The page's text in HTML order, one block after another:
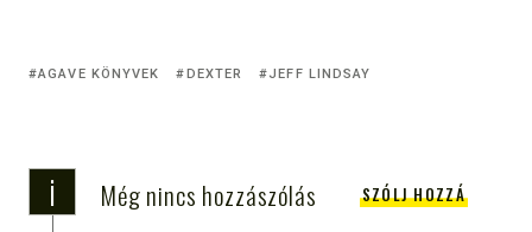
AGAVE KÖNYVEK DEXTER JEFF LINDSAY
i Még nincs hozzászólás SZÓLJ HOZZÁ